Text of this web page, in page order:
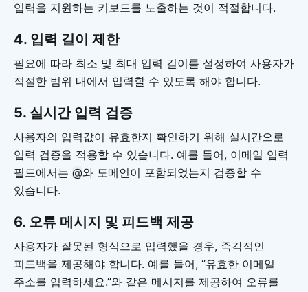
입력을 지원하는 키보드를 노출하는 것이 적절합니다.
4. 입력 길이 제한
필요에 따라 최소 및 최대 입력 길이를 설정하여 사용자가
적절한 범위 내에서 입력할 수 있도록 해야 합니다.
5. 실시간 입력 검증
사용자의 입력값이 유효한지 확인하기 위해 실시간으로
입력 검증을 적용할 수 있습니다. 예를 들어, 이메일 입력
필드에서는 @와 도메인이 포함되었는지 검증할 수
있습니다.
6. 오류 메시지 및 피드백 제공
사용자가 잘못된 형식으로 입력했을 경우, 즉각적인
피드백을 제공해야 합니다. 예를 들어, “유효한 이메일
주소를 입력하세요.”와 같은 메시지를 제공하여 오류를